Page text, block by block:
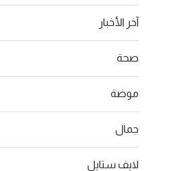
آخر الأخبار
صحة
موضة
جمال
لايف ستايل